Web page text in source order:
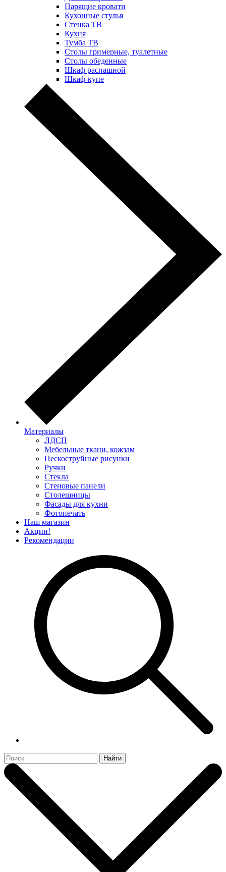
Парящие кровати
Кухонные стулья
Стенка ТВ
Кухня
Тумба ТВ
Столы гримерные, туалетные
Столы обеденные
Шкаф распашной
Шкаф-купе
Материалы
ЛДСП
Мебельные ткани, кожзам
Пескоструйные рисунки
Ручки
Стекла
Стеновые панели
Столешницы
Фасады для кухни
Фотопечать
Наш магазин
Акции!
Рекомендации
Найти